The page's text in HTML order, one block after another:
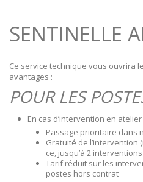
SENTINELLE
Ce service technique vous ouvrira
avantages :
POUR LES
En cas d’intervention en atelier
Passage prioritaire dans
Gratuité de l’intervention
ce, jusqu’à 2
Tarif réduit sur les
postes hors contrat